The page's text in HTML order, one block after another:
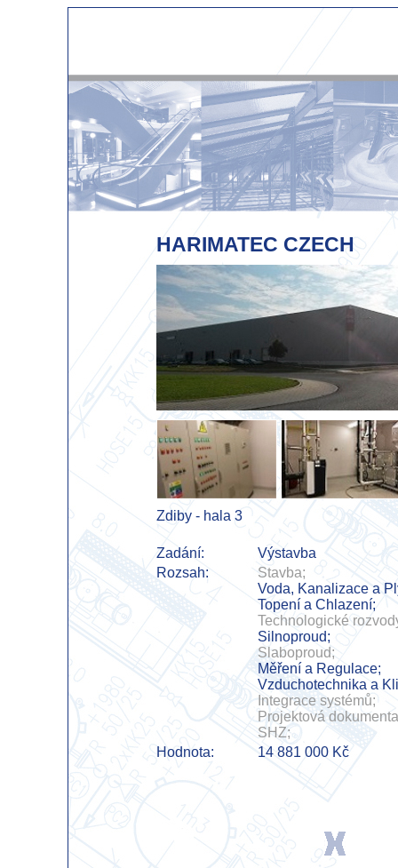
HARIMATEC CZECH
Zdiby - hala 3
Zadání:
Výstavba
Rozsah:
Stavba;
Voda, Kanalizace a
Topení a Chlazení;
Technologické
Silnoproud;
Slaboproud;
Měření a Regulace;
Vzduchotechnika a
Integrace systémů;
Projektová
SHZ;
Hodnota:
14 881 000 Kč